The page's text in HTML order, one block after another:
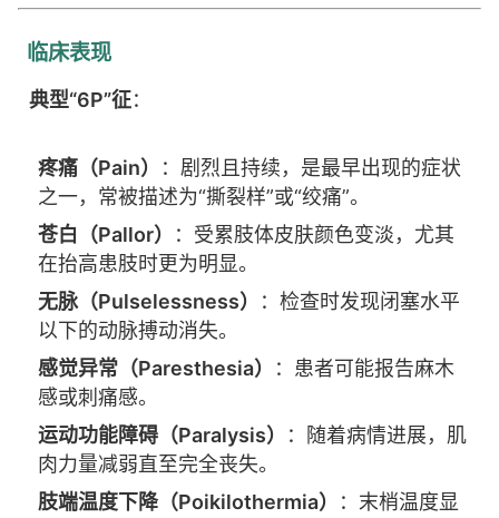
临床表现
典型“6P”征：
疼痛（Pain）
：剧烈且持续，是最早出现的症状
之一，常被描述为“撕裂样”或“绞痛”。
苍白（Pallor）
：受累肢体皮肤颜色变淡，尤其
在抬高患肢时更为明显。
无脉（Pulselessness）
：检查时发现闭塞水平
以下的动脉搏动消失。
感觉异常（Paresthesia）
：患者可能报告麻木
感或刺痛感。
运动功能障碍（Paralysis）
：随着病情进展，肌
肉力量减弱直至完全丧失。
肢端温度下降（Poikilothermia）
：末梢温度显